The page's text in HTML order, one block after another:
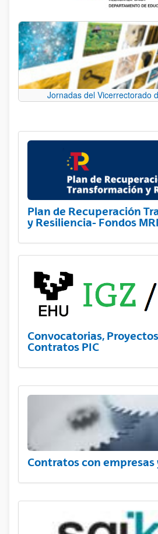
Jornadas del Vicerrectorado
Plan de Recuperación
y Resiliencia- Fondos
Convocatorias,
Contratos PIC
Contratos con